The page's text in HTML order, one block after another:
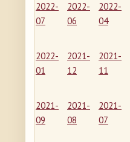
2022-
07
2022-
06
2022-
04
2022-
01
2021-
12
2021-
11
2021-
09
2021-
08
2021-
07